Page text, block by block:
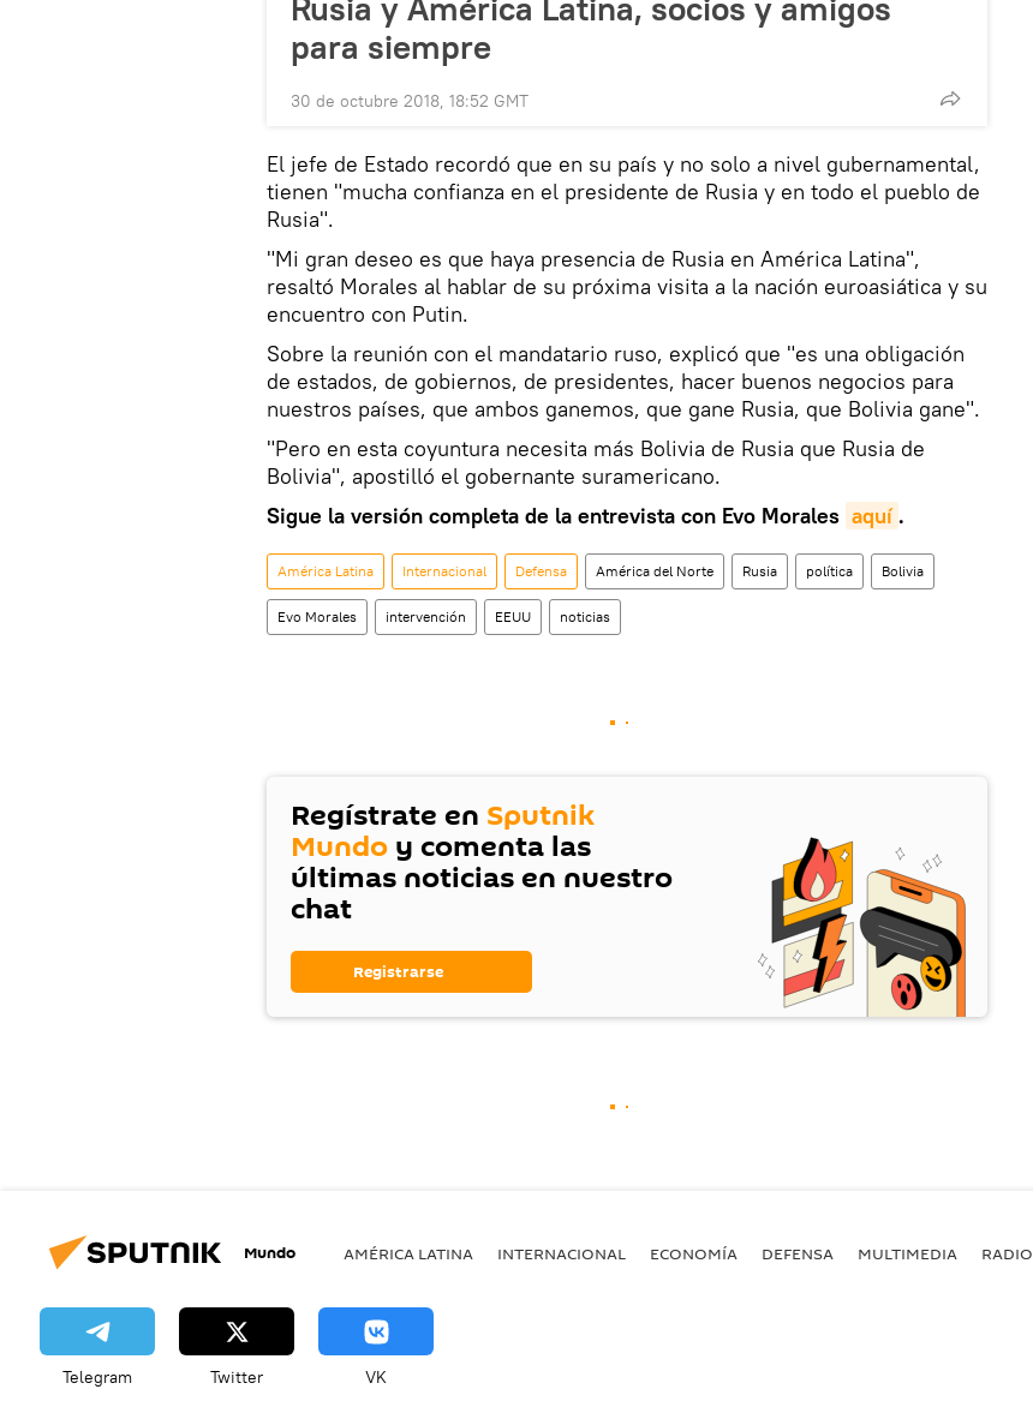
Rusia y América Latina, socios y amigos
para siempre
30 de octubre 2018, 18:52 GMT
El jefe de Estado recordó que en su país y no solo a nivel gubernamental,
tienen "mucha confianza en el presidente de Rusia y en todo el pueblo de
Rusia".
"Mi gran deseo es que haya presencia de Rusia en América Latina",
resaltó Morales al hablar de su próxima visita a la nación euroasiática y su
encuentro con Putin.
Sobre la reunión con el mandatario ruso, explicó que "es una obligación
de estados, de gobiernos, de presidentes, hacer buenos negocios para
nuestros países, que ambos ganemos, que gane Rusia, que Bolivia gane".
"Pero en esta coyuntura necesita más Bolivia de Rusia que Rusia de
Bolivia", apostilló el gobernante suramericano.
Sigue la versión completa de la entrevista con Evo Morales aquí .
América Latina Internacional Defensa América del Norte Rusia política Bolivia
Evo Morales intervención EEUU noticias
Regístrate en Sputnik
Mundo y comenta las
últimas noticias en nuestro
chat
Registrarse
Mundo AMÉRICA LATINA INTERNACIONAL ECONOMÍA DEFENSA MULTIMEDIA RADIO
Telegram Twitter VK